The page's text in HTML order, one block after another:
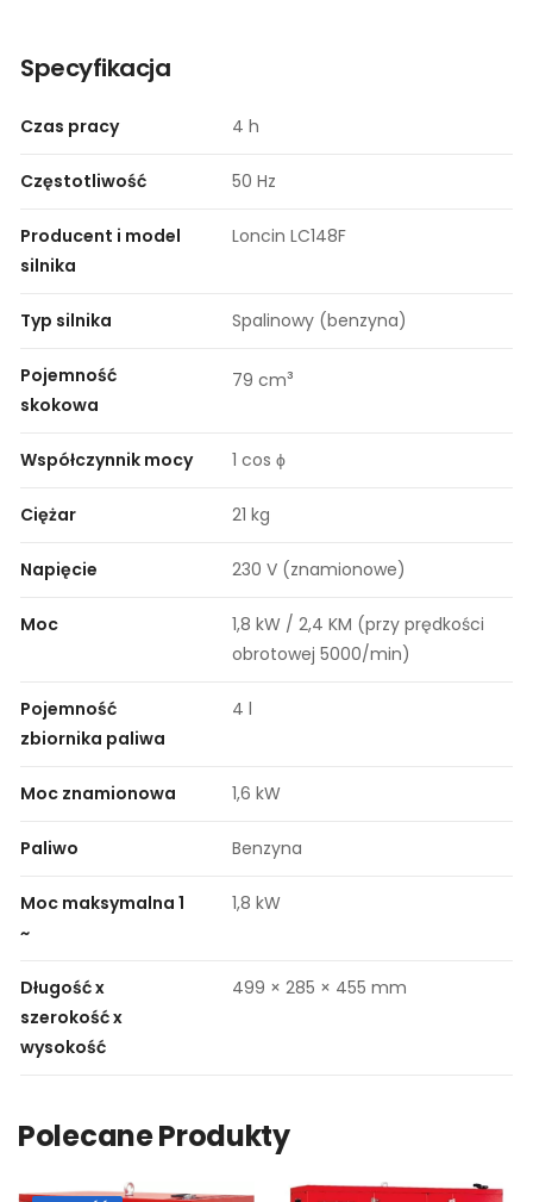
Specyfikacja
Czas pracy 4 h
Częstotliwość 50 Hz
Producent i model
silnika
Loncin LC148F
Typ silnika Spalinowy (benzyna)
Pojemność
skokowa
79 cm³
Współczynnik mocy 1 cos ϕ
Ciężar 21 kg
Napięcie 230 V (znamionowe)
Moc
1,8 kW / 2,4 KM (przy prędkości
obrotowej 5000/min)
Pojemność
zbiornika paliwa
4 l
Moc znamionowa 1,6 kW
Paliwo Benzyna
Moc maksymalna 1
~
1,8 kW
Długość x
szerokość x
wysokość
499 × 285 × 455 mm
Polecane Produkty